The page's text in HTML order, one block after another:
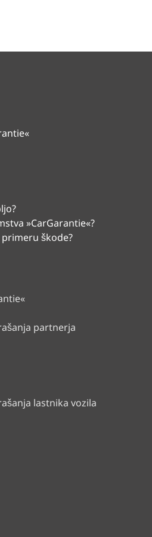
»CarGarantie«?
škode?
partnerja
lastnika vozila